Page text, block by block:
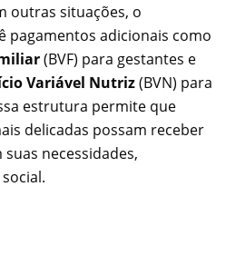
outras situações, o
pagamentos adicionais como
(BVF) para gestantes e
Variável Nutriz(BVN) para
estrutura permite que
delicadas possam receber
necessidades,